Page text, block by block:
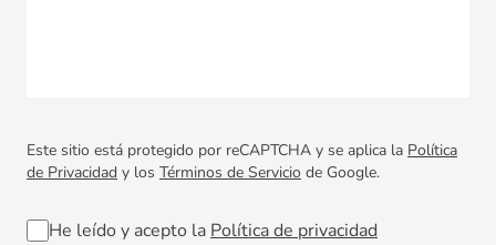
Este sitio está protegido por reCAPTCHA y se aplica la Política
de Privacidad y los Términos de Servicio de Google.
He leído y acepto la Política de privacidad